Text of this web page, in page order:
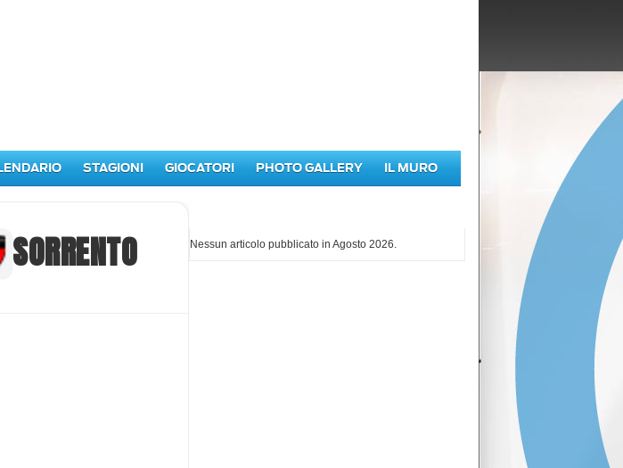
STAGIONI GIOCATORI PHOTO GALLERY IL MURO
SORRENTO Nessun articolo pubblicato in Agosto 2026.